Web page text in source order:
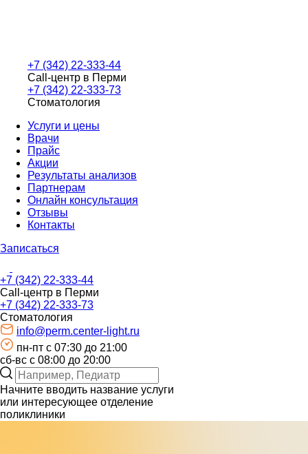
+7 (342) 22-333-44
Call-центр в Перми
+7 (342) 22-333-73
Стоматология
Услуги и цены
Врачи
Прайс
Акции
Результаты анализов
Партнерам
Онлайн консультация
Отзывы
Контакты
Записаться
+7 (342) 22-333-44
Call-центр в Перми
+7 (342) 22-333-73
Стоматология
info@perm.center-light.ru
пн-пт c 07:30 до 21:00
сб-вс с 08:00 до 20:00
Начните вводить название услуги
или интересующее отделение
поликлиники